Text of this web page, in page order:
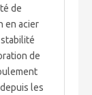
de
en acier
de
les